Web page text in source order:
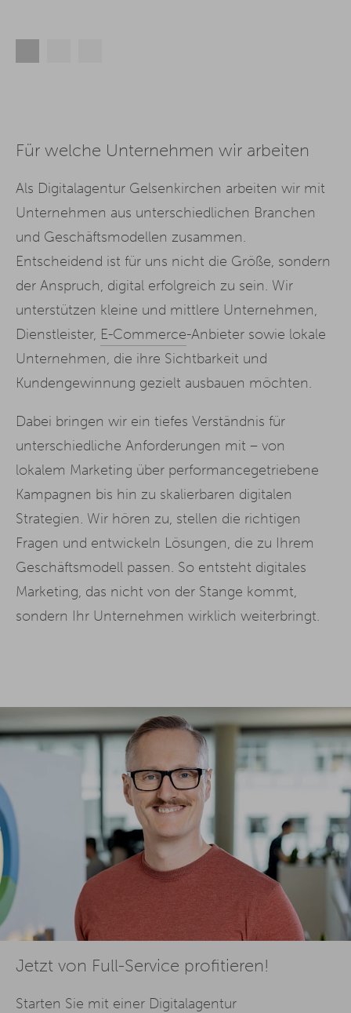
Für welche Unternehmen wir arbeiten
Als Digitalagentur Gelsenkirchen arbeiten wir mit
Unternehmen aus unterschiedlichen Branchen
und Geschäftsmodellen zusammen.
Entscheidend ist für uns nicht die Größe, sondern
der Anspruch, digital erfolgreich zu sein. Wir
unterstützen kleine und mittlere Unternehmen,
Dienstleister, E-Commerce-Anbieter sowie lokale
Unternehmen, die ihre Sichtbarkeit und
Kundengewinnung gezielt ausbauen möchten.
Dabei bringen wir ein tiefes Verständnis für
unterschiedliche Anforderungen mit – von
lokalem Marketing über performancegetriebene
Kampagnen bis hin zu skalierbaren digitalen
Strategien. Wir hören zu, stellen die richtigen
Fragen und entwickeln Lösungen, die zu Ihrem
Geschäftsmodell passen. So entsteht digitales
Marketing, das nicht von der Stange kommt,
sondern Ihr Unternehmen wirklich weiterbringt.
Jetzt von Full-Service profitieren!
Starten Sie mit einer Digitalagentur